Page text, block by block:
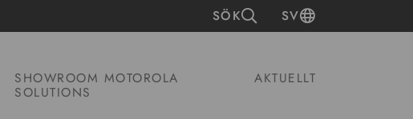
SÖK SV
SHOWROOM MOTOROLA
SOLUTIONS
AKTUELLT